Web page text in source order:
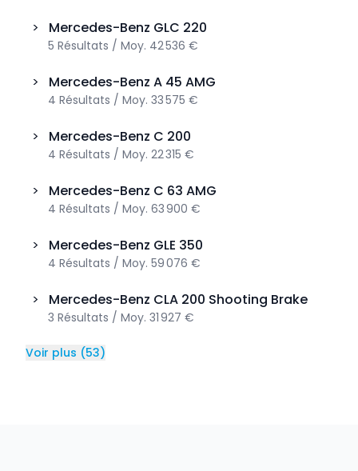
> Mercedes-Benz GLC 220
5 Résultats / Moy. 42 536 €
> Mercedes-Benz A 45 AMG
4 Résultats / Moy. 33 575 €
> Mercedes-Benz C 200
4 Résultats / Moy. 22 315 €
> Mercedes-Benz C 63 AMG
4 Résultats / Moy. 63 900 €
> Mercedes-Benz GLE 350
4 Résultats / Moy. 59 076 €
> Mercedes-Benz CLA 200 Shooting Brake
3 Résultats / Moy. 31 927 €
Voir plus (53)